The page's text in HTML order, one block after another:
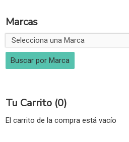
Marcas
Tu Carrito (0)
El carrito de la compra está vacío